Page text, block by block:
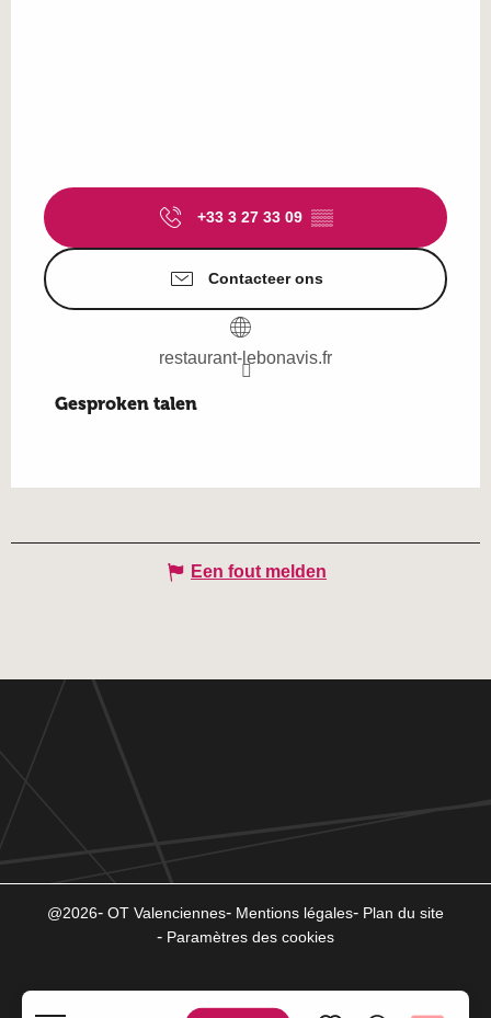
+33 3 27 33 09 ▒▒
Contacteer ons
restaurant-lebonavis.fr
Gesproken talen
Gesproken talen
Een fout melden
@2026 OT Valenciennes Mentions légales
Plan du site
Paramètres des cookies